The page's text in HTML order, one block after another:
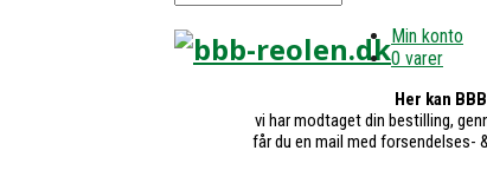
Min konto
0 varer
Her kan
vi har modtaget din bestilling,
får du en mail med forsendelses-